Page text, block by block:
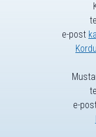
e-post
e-